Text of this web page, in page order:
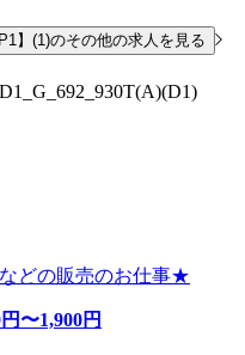
】(1)のその他の求人を見る
どの販売のお仕事★
円〜1,900円